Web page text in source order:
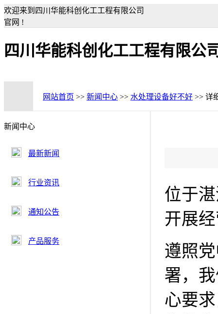
欢迎来到四川华能科创化工工程有限公司
官网 !
四川华能科创化工工程有限公
网站首页 >> 新闻中心 >> 水处理设备好不好 >> 详
新闻中心
最新新闻
行业资讯
通知公告
产品服务
位于
开展
遵照
署，
心要